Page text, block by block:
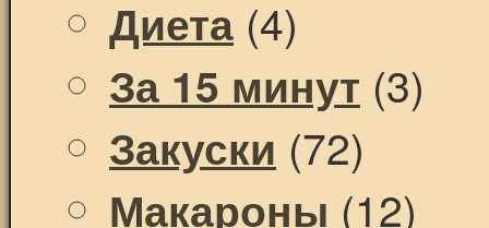
Диета (4)
За 15 минут (3)
Закуски (72)
Макароны (12)